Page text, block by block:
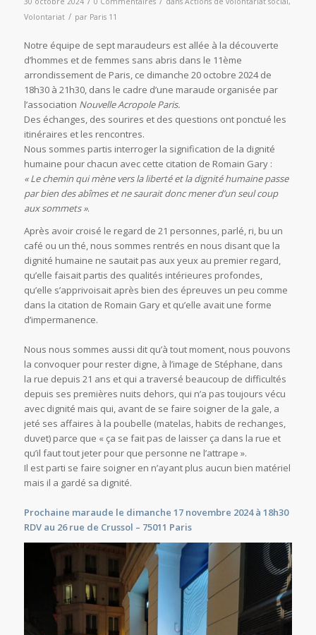
Volontariat / par Paris 11
Notre équipe de sept maraudeurs est allée à la découverte
d’hommes et de femmes sans abris dans le 11ème
arrondissement de Paris, ce dimanche 20 octobre 2024 de
18h30 à 21h30, dans le cadre d’une maraude organisée par
l’association Nouvelle Acropole Paris.
Des échanges, des sourires et des questions ont ponctué les
itinéraires et les rencontres.
Nous sommes partis interroger la signification de la dignité
humaine pour chacun avec cette citation de Romain Gary :
« Le chemin qui mène vers la liberté et la dignité humaine passe
par bien des abîmes et ne saurait donc mener d’un seul coup
aux sommets ».
Après avoir croisé le regard de 21 personnes, parlé, ri, bu un
café ou un thé, nous sommes rentrés en nous disant que la
dignité humaine ne sautait pas aux yeux au premier regard,
qu’elle faisait partis des qualités intérieures profondes,
qu’elle s’apprivoisait après bien des épreuves un peu comme
dans la citation de Romain Gary et qu’elle avait une forme
d’impermanence.
Nous nous sommes aussi dit qu’à tout moment, nous pouvons
la convoquer pour rester digne, à l’image de Stéphane, dans
la rue depuis 21 ans et qui a traversé beaucoup de difficultés
depuis ses premières nuits dehors, qui n’a pas toujours vécu
avec dignité mais qui, avant de se faire soigner de la gale, a
jeté ses affaires à la poubelle (matelas, habits de rechanges,
duvet) parce que « ça se fait pas de laisser ça dans la rue et
qu’il faut tout jeter pour que personne ne l’attrape ».
Il est parti se faire soigner en n’ayant plus aucun bien matériel
mais il a gardé sa dignité.
Prochaine maraude le dimanche 17 novembre 2024 à 18h30
RDV au 26 rue de Crussol – 75011 Paris